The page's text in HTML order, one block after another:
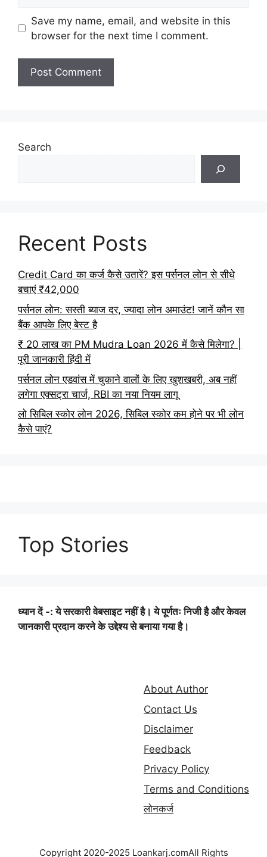
Save my name, email, and website in this
browser for the next time I comment.
Search
Recent Posts
Credit Card का कर्ज कैसे उतारें? इस पर्सनल लोन से सीधे
बचाएं ₹42,000
पर्सनल लोन: सस्ती ब्याज दर, ज्यादा लोन अमाउंट! जानें कौन सा
बैंक आपके लिए बेस्ट है
₹ 20 लाख का PM Mudra Loan 2026 में कैसे मिलेगा? |
पूरी जानकारी हिंदी में
पर्सनल लोन एडवांस में चुकाने वालों के लिए खुशखबरी, अब नहीं
लगेगा एक्सट्रा चार्ज, RBI का नया नियम लागू
लो सिबिल स्कोर लोन 2026, सिबिल स्कोर कम होने पर भी लोन
कैसे पाएं?
Top Stories
ध्यान दें -: ये सरकारी वेबसाइट नहीं है। ये पूर्णतः निजी है और केवल
जानकारी प्रदान करने के उद्देश्य से बनाया गया है।
About Author
Contact Us
Disclaimer
Feedback
Privacy Policy
Terms and Conditions
लोनकर्ज
Copyright 2020-2025 Loankarj.comAll Rights